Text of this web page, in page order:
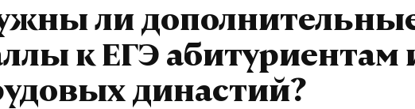
ли
к ЕГЭ абитуриентам
династий?